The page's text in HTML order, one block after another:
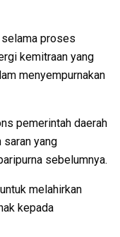
proses
kemitraan yang
menyempurnakan
pemerintah daerah
saran yang
sebelumnya.
melahirkan
kepada